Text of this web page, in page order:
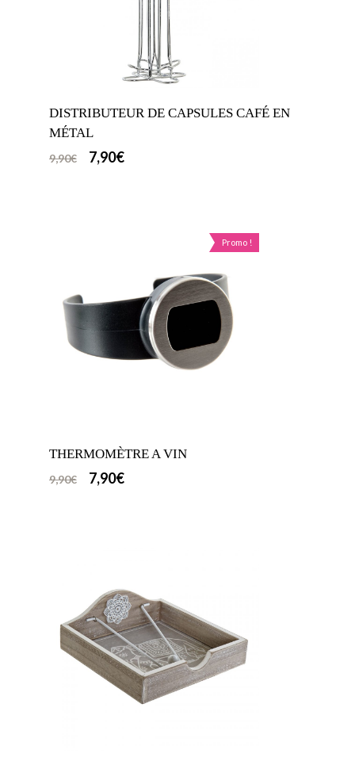
DISTRIBUTEUR DE CAPSULES CAFÉ EN
MÉTAL
9,90€ 7,90€
Promo !
THERMOMÈTRE A VIN
9,90€ 7,90€